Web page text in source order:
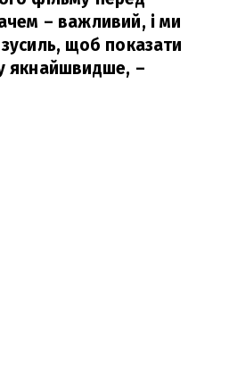
– важливий, і ми
щоб показати
якнайшвидше, –